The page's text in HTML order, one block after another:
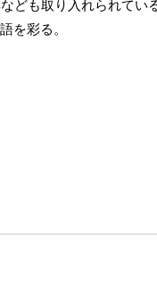
ども取り入れられてい
を彩る。